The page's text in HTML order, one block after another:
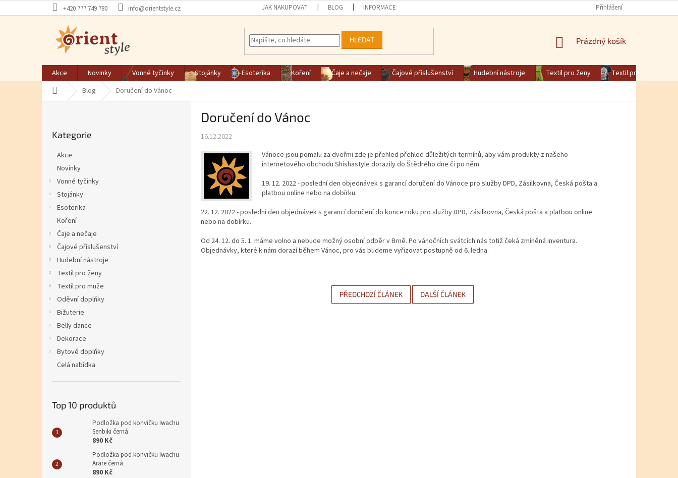
+420 777 749 780 info@orientstyle.cz JAK NAKUPOVAT BLOG INFORMACE Přihlášení
HLEDAT NÁKUPNÍ KOŠÍK
Prázdný košík
Akce Novinky Vonné tyčinky Stojánky Esoterika Koření Čaje a nečaje Čajové příslušenství Hudební nástroje Textil pro ženy
Textil pro muže
Domů Blog Doručení do Vánoc
Kategorie
Akce
Novinky
Vonné tyčinky
Stojánky
Esoterika
Koření
Čaje a nečaje
Čajové příslušenství
Hudební nástroje
Textil pro ženy
Textil pro muže
Oděvní doplňky
Bižuterie
Belly dance
Dekorace
Bytové doplňky
Celá nabídka
Top 10 produktů
Podložka pod konvičku Iwachu
Senbiki černá
890 Kč
Podložka pod konvičku Iwachu
Arare černá
890 Kč
Doručení do Vánoc
16.12.2022
Vánoce jsou pomalu za dveřmi zde je přehled přehled důležitých termínů, aby vám produkty z našeho
internetového obchodu Shishastyle dorazily do Štědrého dne či po něm.
19. 12. 2022 - poslední den objednávek s garancí doručení do Vánoce pro služby DPD, Zásilkovna, Česká pošta a
platbou online nebo na dobírku.
22. 12. 2022 - poslední den objednávek s garancí doručení do konce roku pro služby DPD, Zásilkovna, Česká pošta a platbou online
nebo na dobírku.
Od 24. 12. do 5. 1. máme volno a nebude možný osobní odběr v Brně. Po vánočních svátcích nás totiž čeká zmíněná inventura.
Objednávky, které k nám dorazí během Vánoc, pro vás budeme vyřizovat postupně od 6. ledna.
PŘEDCHOZÍ ČLÁNEK DALŠÍ ČLÁNEK